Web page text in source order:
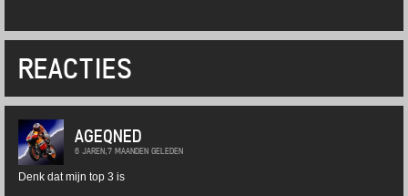
REACTIES
AGEQNED
6 JAREN,7 MAANDEN GELEDEN
Denk dat mijn top 3 is